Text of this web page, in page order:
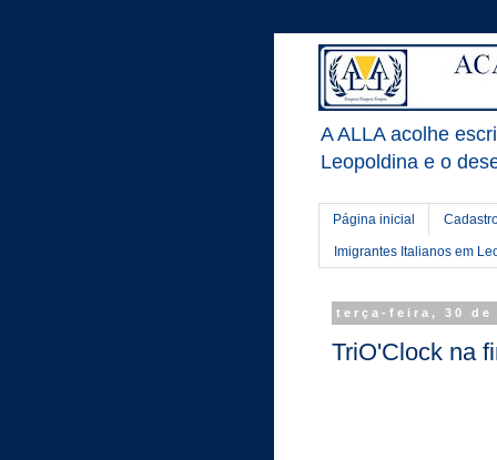
A ALLA acolhe
Leopoldina e o
Página inicial
Imigrantes Italianos em
terça-feira, 30 de
TriO'Clock na